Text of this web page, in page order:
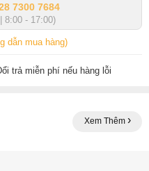
7300 7684
8:00 - 17:00)
dẫn mua hàng)
trả miễn phí nếu hàng lỗi
Xem Thêm